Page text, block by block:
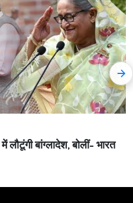
बांग्लादेश, बोलीं- भारत